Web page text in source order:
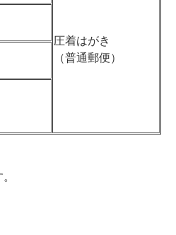
圧着はがき
（普通郵便）